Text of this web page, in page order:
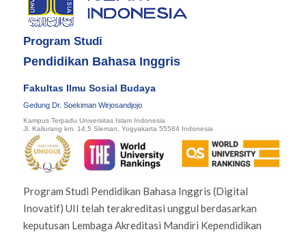
Program Studi
Pendidikan Bahasa Inggris
Fakultas Ilmu Sosial Budaya
Gedung Dr. Soekiman Wirjosandjojo
Kampus Terpadu Universitas Islam Indonesia
Jl. Kaliurang km. 14,5 Sleman, Yogyakarta 55584 Indonesia
Program Studi Pendidikan Bahasa Inggris (Digital
Inovatif) UII telah terakreditasi unggul berdasarkan
keputusan Lembaga Akreditasi Mandiri Kependidikan